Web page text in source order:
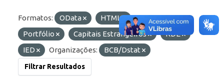
Formatos: OData HTML
Etiquetas:
Portfólio
Capitais Estrangeiros
RDE
IED
Organizações: BCB/Dstat
Filtrar Resultados